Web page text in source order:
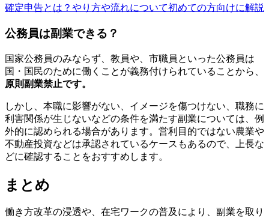
確定申告とは？やり方や流れについて初めての方向けに解説
公務員は副業できる？
国家公務員のみならず、教員や、市職員といった公務員は
国・国民のために働くことが義務付けられていることから、
原則副業禁止です。
しかし、本職に影響がない、イメージを傷つけない、職務に
利害関係が生じないなどの条件を満たす副業については、例
外的に認められる場合があります。営利目的ではない農業や
不動産投資などは承認されているケースもあるので、上長な
どに確認することをおすすめします。
まとめ
働き方改革の浸透や、在宅ワークの普及により、副業を取り